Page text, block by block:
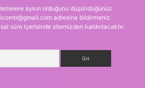
aykırı olduğunu düşündüğünüz
adresine bildirmeniz
süre içerisinde sitemizden kaldırılacaktır.